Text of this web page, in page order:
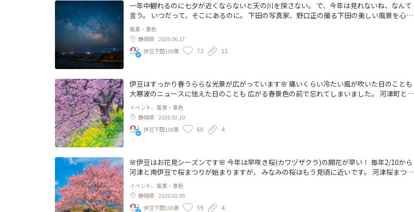
一年中観れるのに七夕が近くならないと天の川を探さない。 で、今年は見れないね、なんて
言う。 いつだって、そこにあるのに。 下田の写真家、野口正の撮る下田の美しい風景を心地
よい音楽に載せてお届けする連載「ポートレート下田」、新着です！ http://shimoda100.co
m/shimoda-port/
風景・景色
静岡県 2020.06.17
伊豆下田100景
73 11
伊豆はすっかり春うららな光景が広がっています🌸 痛いくらい冷たい風が吹いた日のことも
大寒波のニュースに怯えた日のことも 広がる春景色の前で忘れてしまいました。 河津町と南
伊豆町の桜まつり、本日開幕です！ 今年は開花が早かったためもう見頃です。 満開が長く持
つ桜ですがお早めにお出かけください。 http://shimoda100.com/sakura_festival/ Phot
o：野口正
イベント、風景・景色
静岡県 2020.02.10
伊豆下田100景
60 4
🌸伊豆はお花見シーズンです🌸 今年は早咲き桜(カワヅザクラ)の開花が早い！ 毎年2/10から
河津と南伊豆で桜まつりが始まりますが、 みなみの桜はもう見頃に近いです。 河津桜まつり
は今年で30周年。 例年よりイベントも盛りだくさんです♪ http://shimoda100.com/sakura
_festival/ Photo：野口正
イベント、風景・景色
静岡県 2020.02.05
伊豆下田100景
59 4